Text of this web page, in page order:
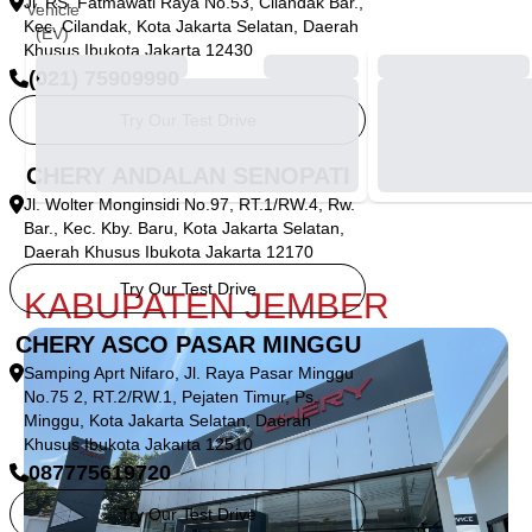
Kec. Cilandak, Kota Jakarta Selatan, Daerah
Khusus Ibukota Jakarta 12430
(021) 75909990
CHERY ANDALAN SENOPATI
Jl. Wolter Monginsidi No.97, RT.1/RW.4, Rw.
Bar., Kec. Kby. Baru, Kota Jakarta Selatan,
Daerah Khusus Ibukota Jakarta 12170
Try Our Test Drive
CHERY ASCO PASAR MINGGU
Samping Aprt Nifaro, Jl. Raya Pasar Minggu
No.75 2, RT.2/RW.1, Pejaten Timur, Ps.
Minggu, Kota Jakarta Selatan, Daerah
Khusus Ibukota Jakarta 12510
087775619720
Try Our Test Drive
Vehicle
(EV)
KABUPATEN JEMBER